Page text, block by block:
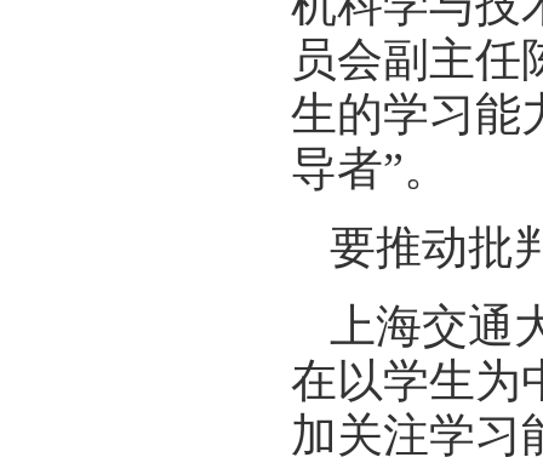
员会副主
生的学习能
导者”。
要推动批
上海交
在以学生为
加关注学习